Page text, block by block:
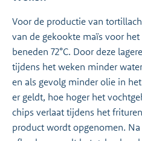
Voor de productie van
van de gekookte maïs voor
beneden 72°C. Door deze
tijdens het weken minder
en als gevolg minder olie in
er geldt, hoe hoger het
chips verlaat tijdens het
product wordt opgenomen.